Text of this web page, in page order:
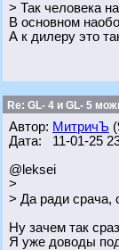
> Так человека
В основном
А к дилеру это
Re: GL- 4 и GL- 5
Автор: МитричЪ
Дата: 11-01-25
@leksei
>
> Да ради срача,
Ну зачем так
Я уже доводы